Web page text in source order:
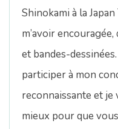
n
n
Shinokami à la
m’avoir
et bandes-
participer à mon
reconnaissante et je
mieux pour que